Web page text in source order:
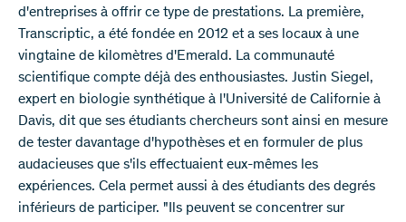
d'entreprises à offrir ce type de prestations. La première,
Transcriptic, a été fondée en 2012 et a ses locaux à une
vingtaine de kilomètres d'Emerald. La communauté
scientifique compte déjà des enthousiastes. Justin Siegel,
expert en biologie synthétique à l'Université de Californie à
Davis, dit que ses étudiants chercheurs sont ainsi en mesure
de tester davantage d'hypothèses et en formuler de plus
audacieuses que s'ils effectuaient eux-mêmes les
expériences. Cela permet aussi à des étudiants des degrés
inférieurs de participer. "Ils peuvent se concentrer sur